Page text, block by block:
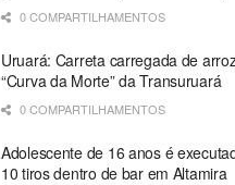
0 COMPARTILHAMENTOS
Uruará: Carreta carregada de
“Curva da Morte” da Transuruará
0 COMPARTILHAMENTOS
Adolescente de 16 anos é
10 tiros dentro de bar em Altamira